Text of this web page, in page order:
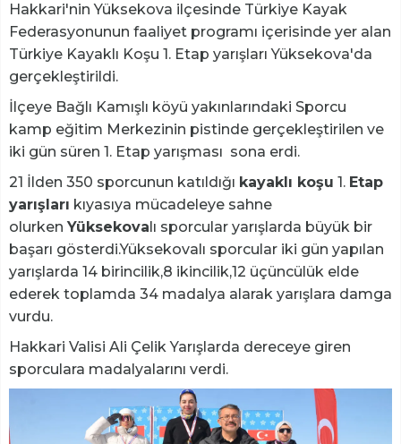
Hakkari'nin Yüksekova ilçesinde Türkiye Kayak
Federasyonunun faaliyet programı içerisinde yer alan
Türkiye Kayaklı Koşu 1. Etap yarışları Yüksekova'da
gerçekleştirildi.
İlçeye Bağlı Kamışlı köyü yakınlarındaki Sporcu
kamp eğitim Merkezinin pistinde gerçekleştirilen ve
iki gün süren 1. Etap yarışması sona erdi.
21 İlden 350 sporcunun katıldığı kayaklı koşu 1. Etap
yarışları kıyasıya mücadeleye sahne
olurken Yüksekova lı sporcular yarışlarda büyük bir
başarı gösterdi.Yüksekovalı sporcular iki gün yapılan
yarışlarda 14 birincilik,8 ikincilik,12 üçüncülük elde
ederek toplamda 34 madalya alarak yarışlara damga
vurdu.
Hakkari Valisi Ali Çelik Yarışlarda dereceye giren
sporculara madalyalarını verdi.